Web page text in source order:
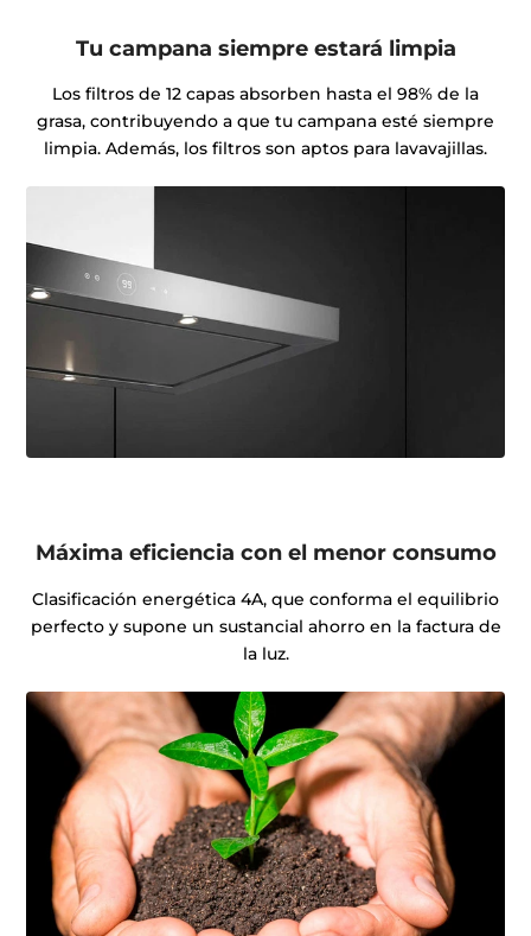
Tu campana siempre estará limpia
Los filtros de 12 capas absorben hasta el 98% de la
grasa, contribuyendo a que tu campana esté siempre
limpia. Además, los filtros son aptos para lavavajillas.
Máxima eficiencia con el menor consumo
Clasificación energética 4A, que conforma el equilibrio
perfecto y supone un sustancial ahorro en la factura de
la luz.